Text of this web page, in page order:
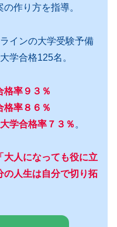
作り方を指導。
インの大学受験予備
学合格125名。
格率９３％
格率８６％
学合格率７３％ 。
「大人になっても役に立
の人生は自分で切り拓